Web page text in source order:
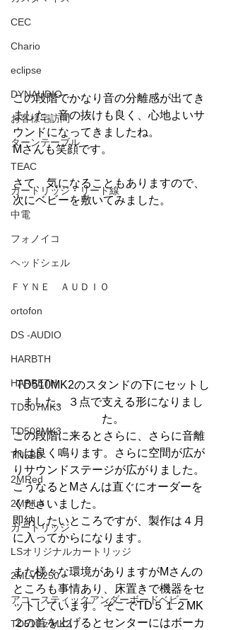
CEC
Chario
eclipse
DYNAUDIO
お客様宅訪問
ターンテーブル
TEAC
カートリッジ・リード線
中電
フォノイコ
ヘッドシェル
ＦＹＮＥ ＡＵＤＩＯ
ortofon
DS -AUDIO
HARBTH
HARBETH
TD307MK3
TD508MK3
TN5BB
2MRed
2MBlue
カートリッジ
LSオリジナルカートリッジ
2MLVB250
アコースティックアンダーボードベビー
TD510ｚMK2
この段階でかなり音の分離感が出てき
ました。音の抜けも良く、心地よいサ
ウンドになってきましたね。
Mさんも笑顔です。
さて、気になることもありますので、
次にベビーを敷いてみました。
TD510MK2のスタンドの下にセットし
ました。３点で支える形になりまし
た。
この段階に来るとさらに、さらに音離
れは良く鳴ります。さらに空間が広が
りサウンドステージが広がりました。
こうなるとMさんは直ぐにオーダーを
くださいました。
即納したいところですが、製作は４月
に入ってからになります。
また様々な環境がありますがMさんの
ところも事情あり、床置きで機器をセ
ットしています。そこでTD５１２MK
２の首を上げるとセンターにはボーカ